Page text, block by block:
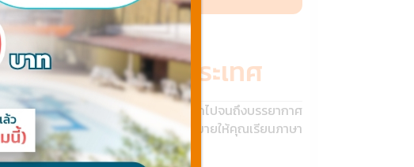
Print
เรียนต่อต่างประเทศ
สตร์ของ Boston บนชายฝั่งตะวันออกไปจนถึงบรรยากาศ
งตะวันตก LSI เสนอทางเลือกมากมายให้คุณเรียนภาษา